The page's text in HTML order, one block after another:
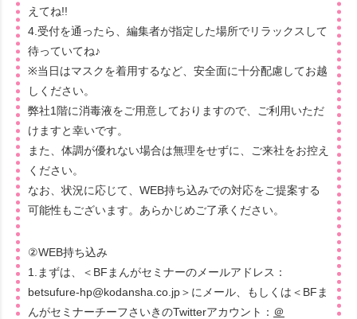
えてね!!
4.受付を通ったら、編集者が指定した場所でリラックスして
待っていてね♪
※当日はマスクを着用するなど、安全面に十分配慮してお越
しください。
弊社1階に消毒液をご用意しておりますので、ご利用いただ
けますと幸いです。
また、体調が優れない場合は無理をせずに、ご来社をお控え
ください。
なお、状況に応じて、WEB持ち込みでの対応をご提案する
可能性もございます。あらかじめご了承ください。
②WEB持ち込み
1.まずは、＜BFまんがセミナーのメールアドレス：
betsufure-hp@kodansha.co.jp＞にメール、もしくは＜BFま
んがセミナーチーフさいきのTwitterアカウント： ＠